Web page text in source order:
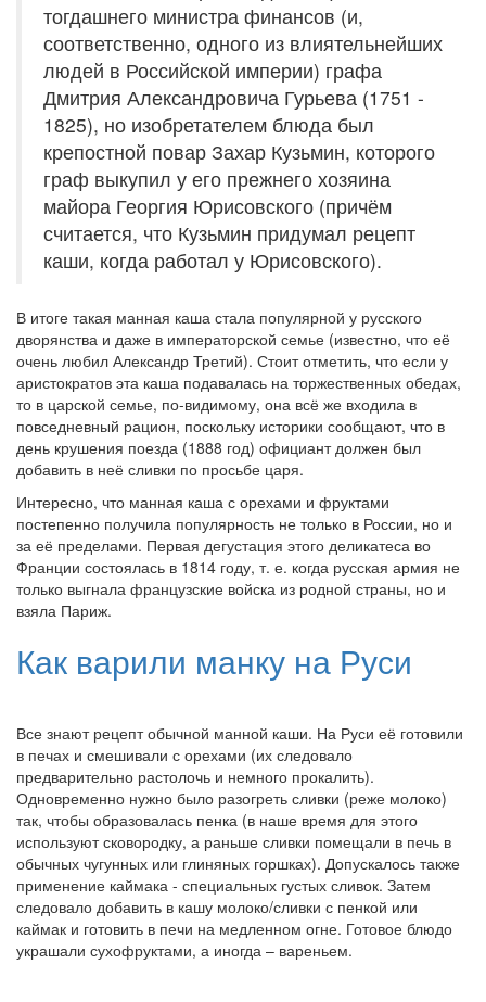
тогдашнего министра финансов (и,
соответственно, одного из влиятельнейших
людей в Российской империи) графа
Дмитрия Александровича Гурьева (1751 -
1825), но изобретателем блюда был
крепостной повар Захар Кузьмин, которого
граф выкупил у его прежнего хозяина
майора Георгия Юрисовского (причём
считается, что Кузьмин придумал рецепт
каши, когда работал у Юрисовского).
В итоге такая манная каша стала популярной у русского
дворянства и даже в императорской семье (известно, что её
очень любил Александр Третий). Стоит отметить, что если у
аристократов эта каша подавалась на торжественных обедах,
то в царской семье, по-видимому, она всё же входила в
повседневный рацион, поскольку историки сообщают, что в
день крушения поезда (1888 год) официант должен был
добавить в неё сливки по просьбе царя.
Интересно, что манная каша с орехами и фруктами
постепенно получила популярность не только в России, но и
за её пределами. Первая дегустация этого деликатеса во
Франции состоялась в 1814 году, т. е. когда русская армия не
только выгнала французские войска из родной страны, но и
взяла Париж.
Как варили манку на Руси
Все знают рецепт обычной манной каши. На Руси её готовили
в печах и смешивали с орехами (их следовало
предварительно растолочь и немного прокалить).
Одновременно нужно было разогреть сливки (реже молоко)
так, чтобы образовалась пенка (в наше время для этого
используют сковородку, а раньше сливки помещали в печь в
обычных чугунных или глиняных горшках). Допускалось также
применение каймака - специальных густых сливок. Затем
следовало добавить в кашу молоко/сливки с пенкой или
каймак и готовить в печи на медленном огне. Готовое блюдо
украшали сухофруктами, а иногда – вареньем.